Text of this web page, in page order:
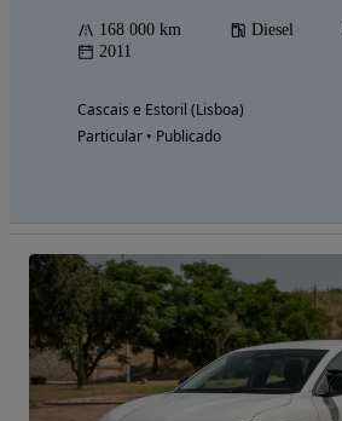
168 000 km Diesel
2011
Cascais e Estoril (Lisboa)
Particular • Publicado